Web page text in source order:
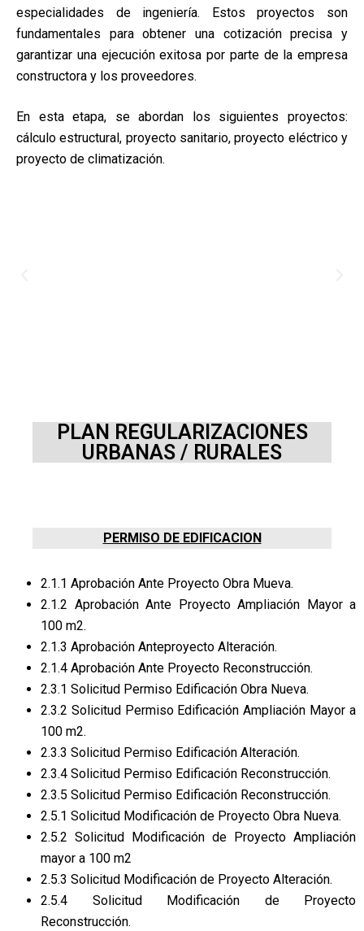
especialidades de ingeniería. Estos proyectos son
fundamentales para obtener una cotización precisa y
garantizar una ejecución exitosa por parte de la empresa
constructora y los proveedores.
En esta etapa, se abordan los siguientes proyectos:
cálculo estructural, proyecto sanitario, proyecto eléctrico y
proyecto de climatización.
PLAN REGULARIZACIONES
URBANAS / RURALES
PERMISO DEEDIFICACION
2.1.1 Aprobación Ante Proyecto Obra Mueva.
2.1.2 Aprobación Ante Proyecto Ampliación Mayor a
100 m2.
2.1.3 Aprobación Anteproyecto Alteración.
2.1.4 Aprobación Ante Proyecto Reconstrucción.
2.3.1 Solicitud Permiso Edificación Obra Nueva.
2.3.2 Solicitud Permiso Edificación Ampliación Mayor a
100 m2.
2.3.3 Solicitud Permiso Edificación Alteración.
2.3.4 Solicitud Permiso Edificación Reconstrucción.
2.3.5 Solicitud Permiso Edificación Reconstrucción.
2.5.1 Solicitud Modificación de Proyecto Obra Nueva.
2.5.2 Solicitud Modificación de Proyecto Ampliación
mayor a 100 m2
2.5.3 Solicitud Modificación de Proyecto Alteración.
2.5.4 Solicitud Modificación de Proyecto
Reconstrucción.